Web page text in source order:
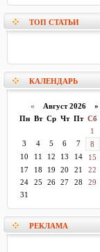
ТОП СТАТЬИ
КАЛЕНДАРЬ
« Август 2026 »
Пн Вт Ср Чт Пт Сб
1
3
4 5 6 7 8
10
11 12 13 14 15
17
18 19 20 21 22
24
25 26 27 28 29
31
РЕКЛАМА